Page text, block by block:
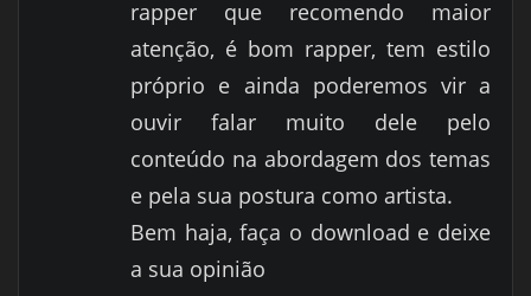
rapper que recomendo maior
atenção, é bom rapper, tem estilo
próprio e ainda poderemos vir a
ouvir falar muito dele pelo
conteúdo na abordagem dos temas
e pela sua postura como artista.
Bem haja, faça o download e deixe
a sua opinião